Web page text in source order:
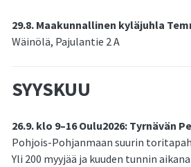
29.8. Maakunnallinen kyläjuhla
Wäinölä, Pajulantie 2 A
SYYSKUU
26.9. klo 9–16 Oulu2026: Tyrnävän
Pohjois-Pohjanmaan suurin
Yli 200 myyjää ja kuuden tunnin